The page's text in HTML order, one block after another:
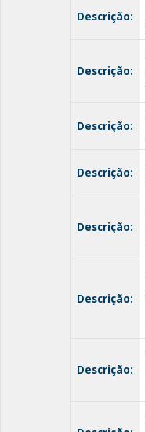
Descrição:
Descrição:
Descrição:
Descrição:
Descrição:
Descrição:
Descrição: